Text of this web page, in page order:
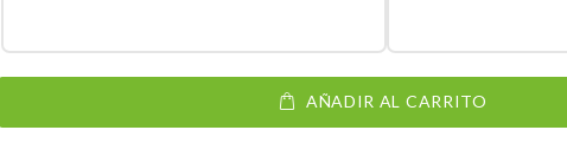
AÑADIR AL CARRITO